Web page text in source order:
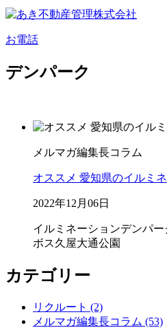
お電話
デンパーク
メルマガ編集長コラム
オススメ 愛知県のイルミ
2022年12月06日
イルミネーションデンパー
ボス久屋大通公園
カテゴリー
リクルート (2)
メルマガ編集長コラム (53)